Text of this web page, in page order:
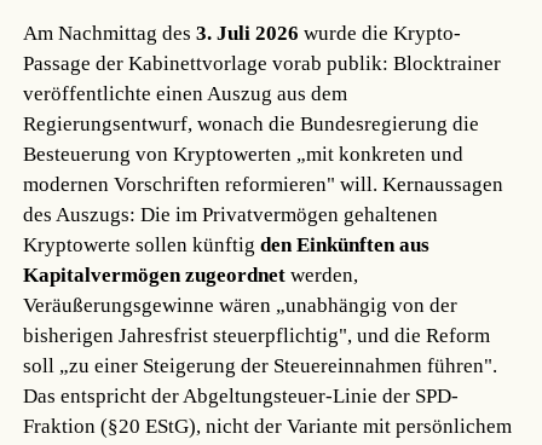
Am Nachmittag des3. Juli 2026 wurde die Krypto-
Passage der Kabinettvorlage vorab publik: Blocktrainer
veröffentlichte einen Auszug aus dem
Regierungsentwurf, wonach die Bundesregierung die
Besteuerung von Kryptowerten „mit konkreten und
modernen Vorschriften reformieren" will. Kernaussagen
des Auszugs: Die im Privatvermögen gehaltenen
Kryptowerte sollen künftigden Einkünften aus
Kapitalvermögen zugeordnet werden,
Veräußerungsgewinne wären „unabhängig von der
bisherigen Jahresfrist steuerpflichtig", und die Reform
soll „zu einer Steigerung der Steuereinnahmen führen".
Das entspricht der Abgeltungsteuer-Linie der SPD-
Fraktion (§20 EStG), nicht der Variante mit persönlichem